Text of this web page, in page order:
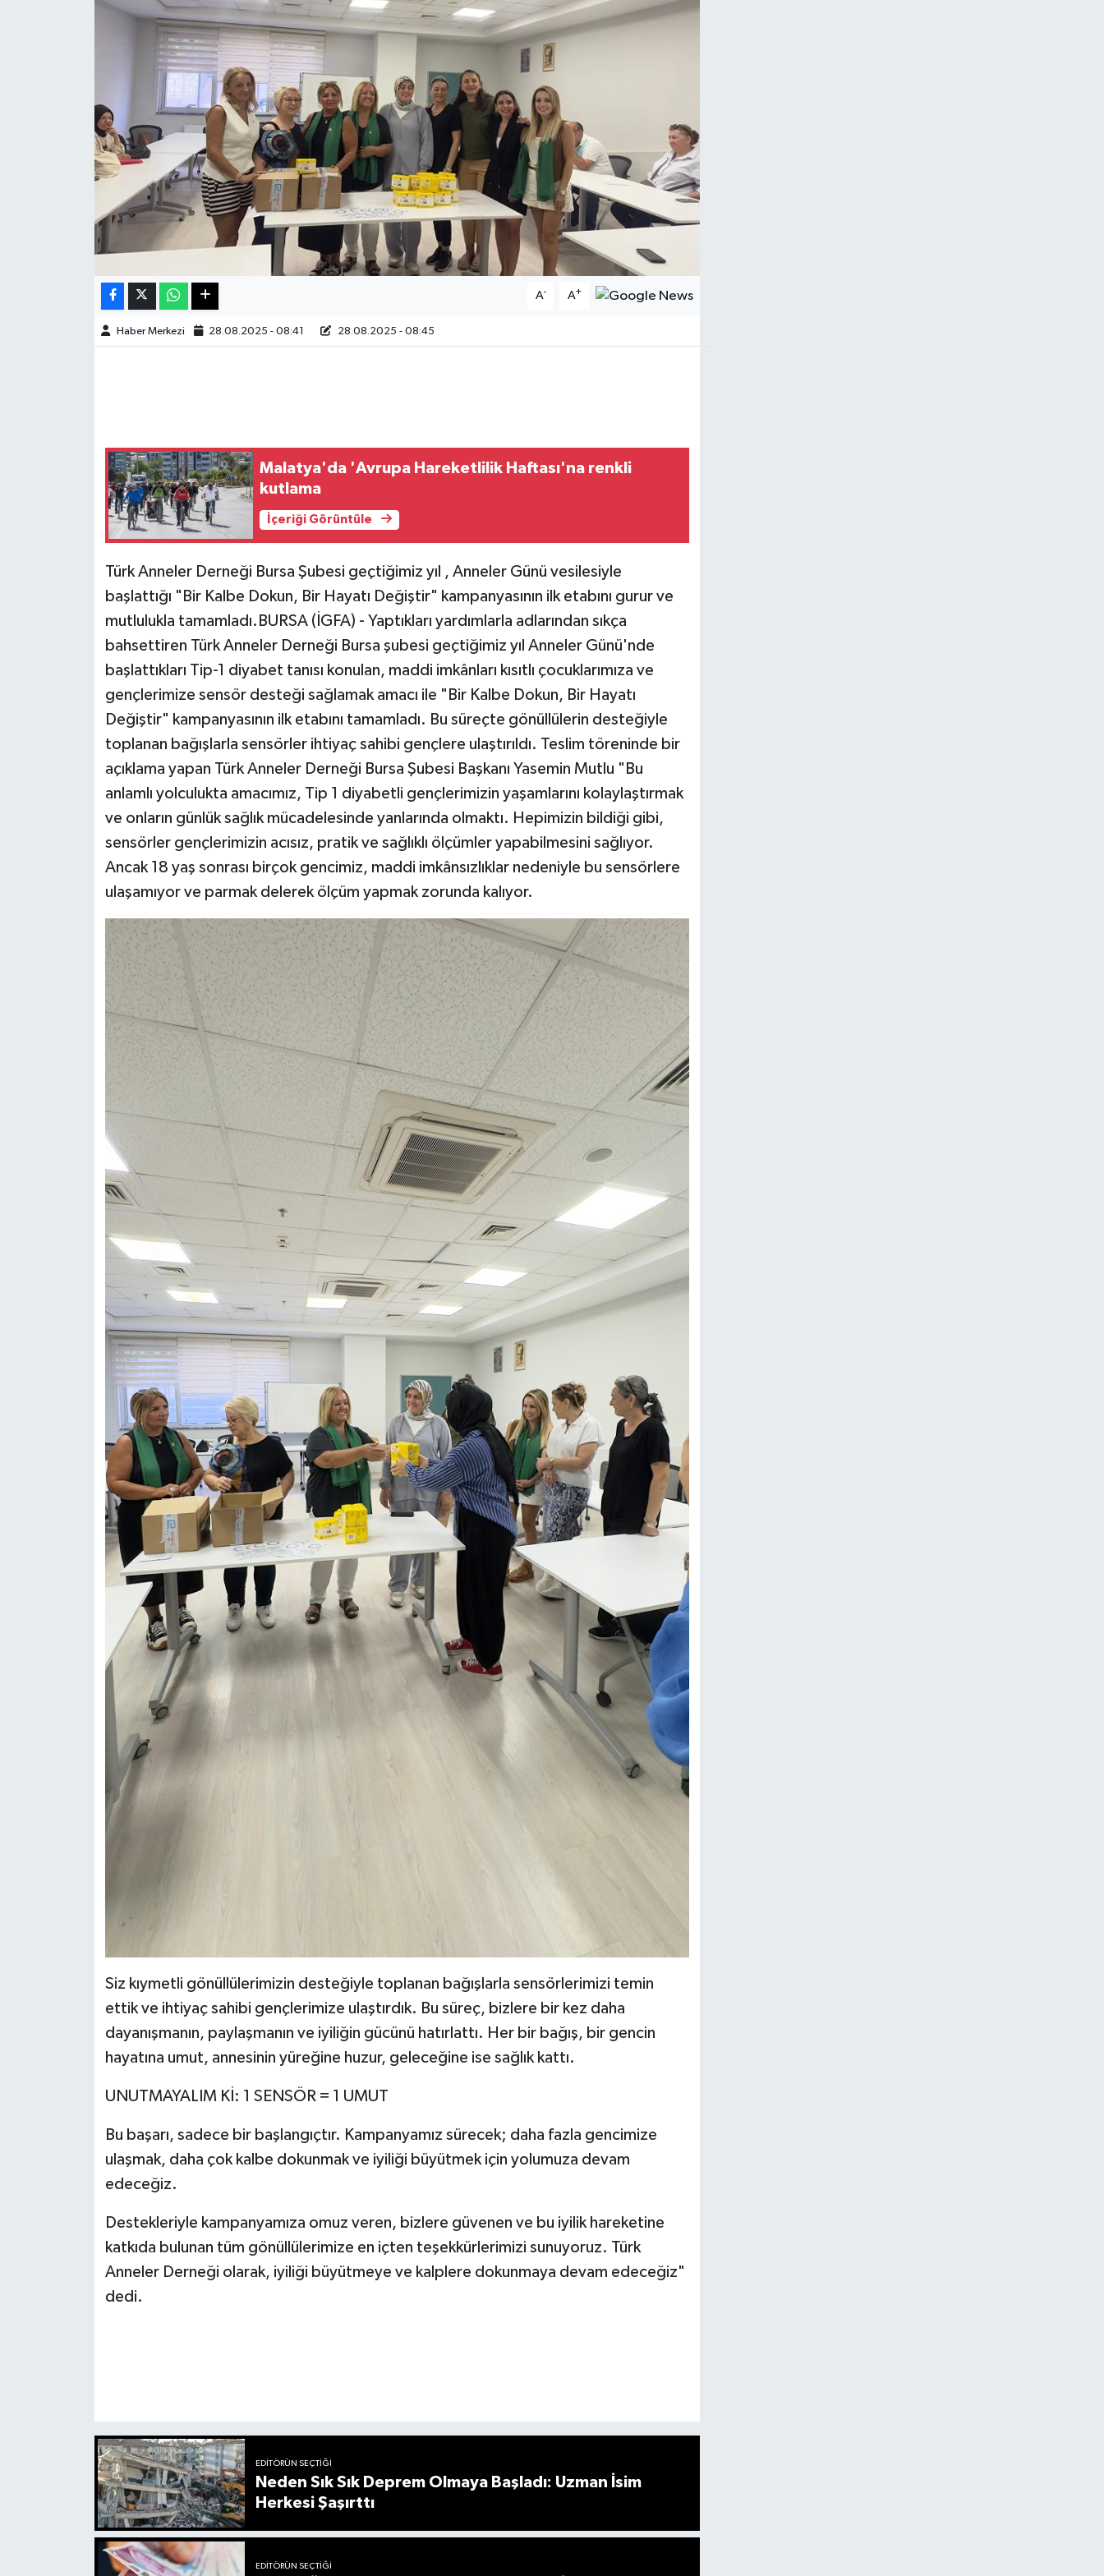
A- A+
Haber Merkezi 28.08.2025 - 08:41 28.08.2025 - 08:45
Malatya'da 'Avrupa Hareketlilik Haftası'na renkli
kutlama
İçeriği Görüntüle
Türk Anneler Derneği Bursa Şubesi geçtiğimiz yıl , Anneler Günü vesilesiyle
başlattığı "Bir Kalbe Dokun, Bir Hayatı Değiştir" kampanyasının ilk etabını gurur ve
mutlulukla tamamladı.BURSA (İGFA) - Yaptıkları yardımlarla adlarından sıkça
bahsettiren Türk Anneler Derneği Bursa şubesi geçtiğimiz yıl Anneler Günü'nde
başlattıkları Tip-1 diyabet tanısı konulan, maddi imkânları kısıtlı çocuklarımıza ve
gençlerimize sensör desteği sağlamak amacı ile "Bir Kalbe Dokun, Bir Hayatı
Değiştir" kampanyasının ilk etabını tamamladı. Bu süreçte gönüllülerin desteğiyle
toplanan bağışlarla sensörler ihtiyaç sahibi gençlere ulaştırıldı. Teslim töreninde bir
açıklama yapan Türk Anneler Derneği Bursa Şubesi Başkanı Yasemin Mutlu "Bu
anlamlı yolculukta amacımız, Tip 1 diyabetli gençlerimizin yaşamlarını kolaylaştırmak
ve onların günlük sağlık mücadelesinde yanlarında olmaktı. Hepimizin bildiği gibi,
sensörler gençlerimizin acısız, pratik ve sağlıklı ölçümler yapabilmesini sağlıyor.
Ancak 18 yaş sonrası birçok gencimiz, maddi imkânsızlıklar nedeniyle bu sensörlere
ulaşamıyor ve parmak delerek ölçüm yapmak zorunda kalıyor.
Siz kıymetli gönüllülerimizin desteğiyle toplanan bağışlarla sensörlerimizi temin
ettik ve ihtiyaç sahibi gençlerimize ulaştırdık. Bu süreç, bizlere bir kez daha
dayanışmanın, paylaşmanın ve iyiliğin gücünü hatırlattı. Her bir bağış, bir gencin
hayatına umut, annesinin yüreğine huzur, geleceğine ise sağlık kattı.
UNUTMAYALIM Kİ: 1 SENSÖR = 1 UMUT
Bu başarı, sadece bir başlangıçtır. Kampanyamız sürecek; daha fazla gencimize
ulaşmak, daha çok kalbe dokunmak ve iyiliği büyütmek için yolumuza devam
edeceğiz.
Destekleriyle kampanyamıza omuz veren, bizlere güvenen ve bu iyilik hareketine
katkıda bulunan tüm gönüllülerimize en içten teşekkürlerimizi sunuyoruz. Türk
Anneler Derneği olarak, iyiliği büyütmeye ve kalplere dokunmaya devam edeceğiz"
dedi.
EDITÖRÜN SEÇTIĞI
Neden Sık Sık Deprem Olmaya Başladı: Uzman İsim
Herkesi Şaşırttı
EDITÖRÜN SEÇTIĞI